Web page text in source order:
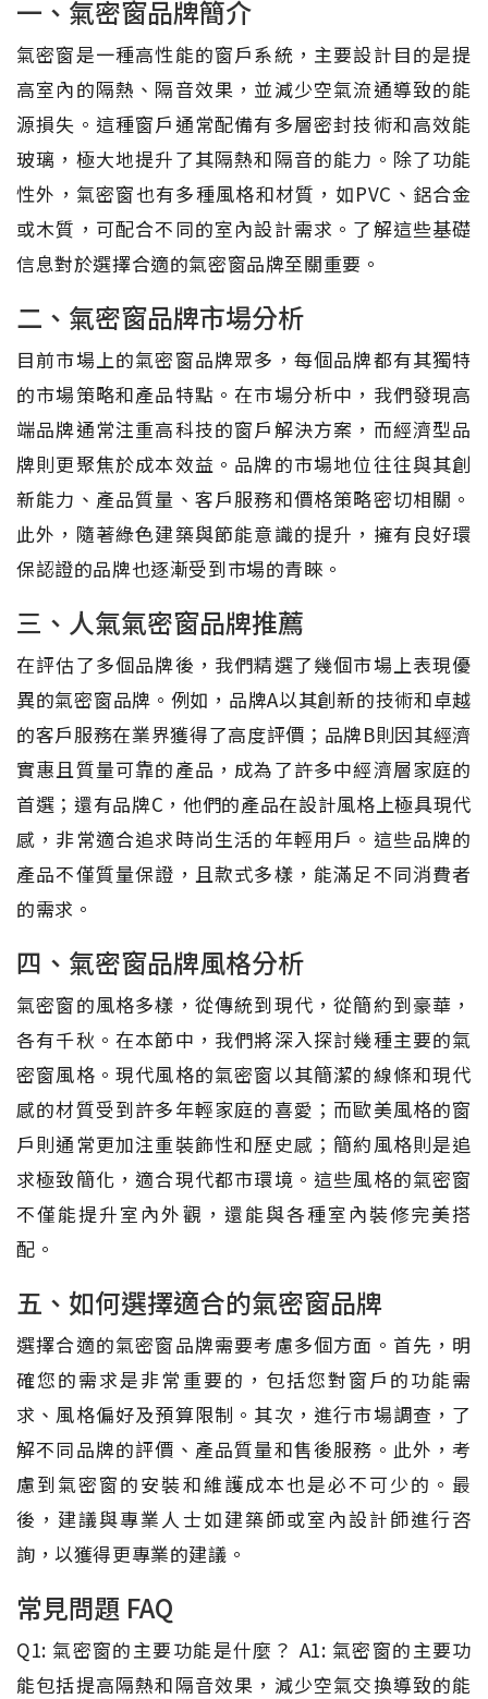
一、氣密窗品牌簡介
氣密窗是一種高性能的窗戶系統，主要設計目的是提
高室內的隔熱、隔音效果，並減少空氣流通導致的能
源損失。這種窗戶通常配備有多層密封技術和高效能
玻璃，極大地提升了其隔熱和隔音的能力。除了功能
性外，氣密窗也有多種風格和材質，如PVC、鋁合金
或木質，可配合不同的室內設計需求。了解這些基礎
信息對於選擇合適的氣密窗品牌至關重要。
二、氣密窗品牌市場分析
目前市場上的氣密窗品牌眾多，每個品牌都有其獨特
的市場策略和產品特點。在市場分析中，我們發現高
端品牌通常注重高科技的窗戶解決方案，而經濟型品
牌則更聚焦於成本效益。品牌的市場地位往往與其創
新能力、產品質量、客戶服務和價格策略密切相關。
此外，隨著綠色建築與節能意識的提升，擁有良好環
保認證的品牌也逐漸受到市場的青睞。
三、人氣氣密窗品牌推薦
在評估了多個品牌後，我們精選了幾個市場上表現優
異的氣密窗品牌。例如，品牌A以其創新的技術和卓越
的客戶服務在業界獲得了高度評價；品牌B則因其經濟
實惠且質量可靠的產品，成為了許多中經濟層家庭的
首選；還有品牌C，他們的產品在設計風格上極具現代
感，非常適合追求時尚生活的年輕用戶。這些品牌的
產品不僅質量保證，且款式多樣，能滿足不同消費者
的需求。
四、氣密窗品牌風格分析
氣密窗的風格多樣，從傳統到現代，從簡約到豪華，
各有千秋。在本節中，我們將深入探討幾種主要的氣
密窗風格。現代風格的氣密窗以其簡潔的線條和現代
感的材質受到許多年輕家庭的喜愛；而歐美風格的窗
戶則通常更加注重裝飾性和歷史感；簡約風格則是追
求極致簡化，適合現代都市環境。這些風格的氣密窗
不僅能提升室內外觀，還能與各種室內裝修完美搭
配。
五、如何選擇適合的氣密窗品牌
選擇合適的氣密窗品牌需要考慮多個方面。首先，明
確您的需求是非常重要的，包括您對窗戶的功能需
求、風格偏好及預算限制。其次，進行市場調查，了
解不同品牌的評價、產品質量和售後服務。此外，考
慮到氣密窗的安裝和維護成本也是必不可少的。最
後，建議與專業人士如建築師或室內設計師進行咨
詢，以獲得更專業的建議。
常見問題 FAQ
Q1: 氣密窗的主要功能是什麼？ A1: 氣密窗的主要功
能包括提高隔熱和隔音效果，減少空氣交換導致的能